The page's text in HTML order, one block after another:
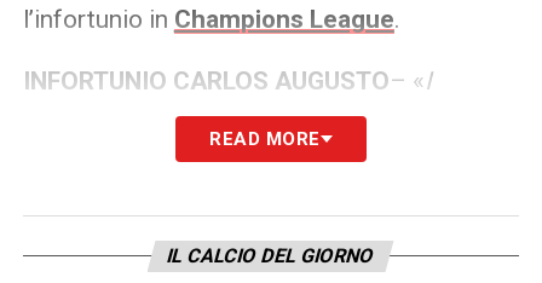
l’infortunio in Champions League.
INFORTUNIO CARLOS AUGUSTO– «I
muscoli dell’Inter continuano a tradire in una
stagione che inizia a preoccupare alla voce
sera giusto per non spremere troppo
READ MORE
IL CALCIO DEL GIORNO